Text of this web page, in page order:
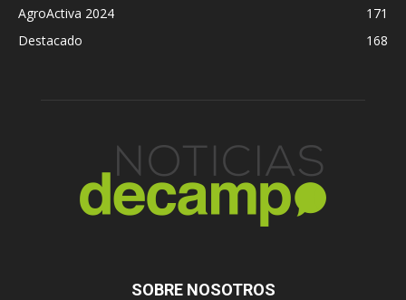
AgroActiva 2024
171
Destacado
168
SOBRE NOSOTROS